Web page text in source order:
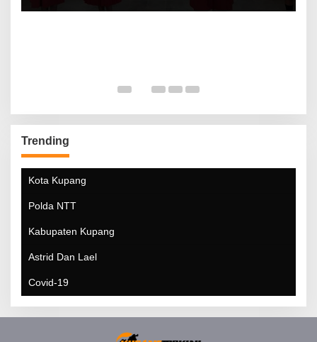
Trending
Kota Kupang
Polda NTT
Kabupaten Kupang
Astrid Dan Lael
Covid-19